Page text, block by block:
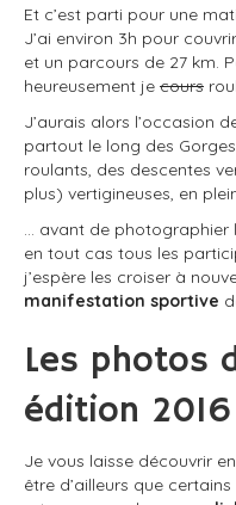
Et c’est parti pour une
J’ai environ 3h pour
et un parcours de 27 km.
heureusement je cours
J’aurais alors l’occasion
partout le long des
roulants, des descentes
plus) vertigineuses, en
… avant de photographier
en tout cas tous les
j’espère les croiser à
manifestation sportive
Les photos
édition 2016
Je vous laisse découvrir
être d’ailleurs que